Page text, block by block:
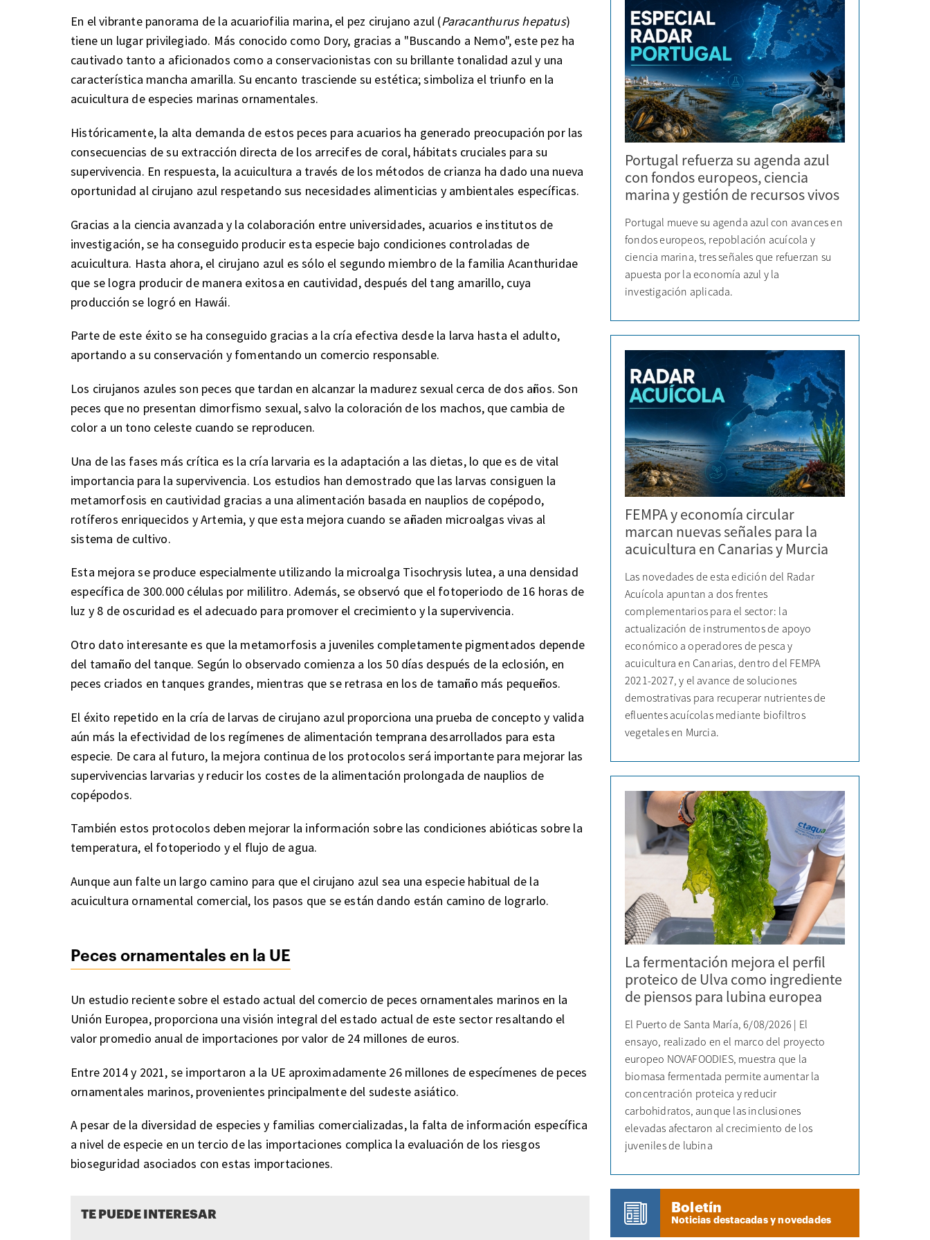
En el vibrante panorama de la acuariofilia marina, el pez cirujano azul (Paracanthurus hepatus)
tiene un lugar privilegiado. Más conocido como Dory, gracias a "Buscando a Nemo", este pez ha
cautivado tanto a aficionados como a conservacionistas con su brillante tonalidad azul y una
característica mancha amarilla. Su encanto trasciende su estética; simboliza el triunfo en la
acuicultura de especies marinas ornamentales.
Históricamente, la alta demanda de estos peces para acuarios ha generado preocupación por las
consecuencias de su extracción directa de los arrecifes de coral, hábitats cruciales para su
supervivencia. En respuesta, la acuicultura a través de los métodos de crianza ha dado una nueva
oportunidad al cirujano azul respetando sus necesidades alimenticias y ambientales específicas.
Gracias a la ciencia avanzada y la colaboración entre universidades, acuarios e institutos de
investigación, se ha conseguido producir esta especie bajo condiciones controladas de
acuicultura. Hasta ahora, el cirujano azul es sólo el segundo miembro de la familia Acanthuridae
que se logra producir de manera exitosa en cautividad, después del tang amarillo, cuya
producción se logró en Hawái.
Parte de este éxito se ha conseguido gracias a la cría efectiva desde la larva hasta el adulto,
aportando a su conservación y fomentando un comercio responsable.
Los cirujanos azules son peces que tardan en alcanzar la madurez sexual cerca de dos años. Son
peces que no presentan dimorfismo sexual, salvo la coloración de los machos, que cambia de
color a un tono celeste cuando se reproducen.
Una de las fases más crítica es la cría larvaria es la adaptación a las dietas, lo que es de vital
importancia para la supervivencia. Los estudios han demostrado que las larvas consiguen la
metamorfosis en cautividad gracias a una alimentación basada en nauplios de copépodo,
rotíferos enriquecidos y Artemia, y que esta mejora cuando se añaden microalgas vivas al
sistema de cultivo.
Esta mejora se produce especialmente utilizando la microalga Tisochrysis lutea, a una densidad
específica de 300.000 células por mililitro. Además, se observó que el fotoperiodo de 16 horas de
luz y 8 de oscuridad es el adecuado para promover el crecimiento y la supervivencia.
Otro dato interesante es que la metamorfosis a juveniles completamente pigmentados depende
del tamaño del tanque. Según lo observado comienza a los 50 días después de la eclosión, en
peces criados en tanques grandes, mientras que se retrasa en los de tamaño más pequeños.
El éxito repetido en la cría de larvas de cirujano azul proporciona una prueba de concepto y valida
aún más la efectividad de los regímenes de alimentación temprana desarrollados para esta
especie. De cara al futuro, la mejora continua de los protocolos será importante para mejorar las
supervivencias larvarias y reducir los costes de la alimentación prolongada de nauplios de
copépodos.
También estos protocolos deben mejorar la información sobre las condiciones abióticas sobre la
temperatura, el fotoperiodo y el flujo de agua.
Aunque aun falte un largo camino para que el cirujano azul sea una especie habitual de la
acuicultura ornamental comercial, los pasos que se están dando están camino de lograrlo.
Peces ornamentales en la UE
Un estudio reciente sobre el estado actual del comercio de peces ornamentales marinos en la
Unión Europea, proporciona una visión integral del estado actual de este sector resaltando el
valor promedio anual de importaciones por valor de 24 millones de euros.
Entre 2014 y 2021, se importaron a la UE aproximadamente 26 millones de especímenes de peces
ornamentales marinos, provenientes principalmente del sudeste asiático.
A pesar de la diversidad de especies y familias comercializadas, la falta de información específica
a nivel de especie en un tercio de las importaciones complica la evaluación de los riesgos
bioseguridad asociados con estas importaciones.
TE PUEDE INTERESAR
Portugal refuerza su agenda azul
con fondos europeos, ciencia
marina y gestión de recursos vivos
Portugal mueve su agenda azul con avances en
fondos europeos, repoblación acuícola y
ciencia marina, tres señales que refuerzan su
apuesta por la economía azul y la
investigación aplicada.
FEMPA y economía circular
marcan nuevas señales para la
acuicultura en Canarias y Murcia
Las novedades de esta edición del Radar
Acuícola apuntan a dos frentes
complementarios para el sector: la
actualización de instrumentos de apoyo
económico a operadores de pesca y
acuicultura en Canarias, dentro del FEMPA
2021-2027, y el avance de soluciones
demostrativas para recuperar nutrientes de
efluentes acuícolas mediante biofiltros
vegetales en Murcia.
La fermentación mejora el perfil
proteico de Ulva como ingrediente
de piensos para lubina europea
El Puerto de Santa María, 6/08/2026 | El
ensayo, realizado en el marco del proyecto
europeo NOVAFOODIES, muestra que la
biomasa fermentada permite aumentar la
concentración proteica y reducir
carbohidratos, aunque las inclusiones
elevadas afectaron al crecimiento de los
juveniles de lubina
Boletín
Noticias destacadas y novedades